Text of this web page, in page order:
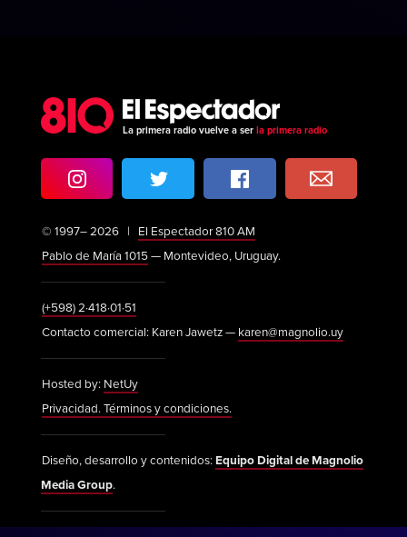
La primera radio vuelve a ser la primera radio
© 1997– 2026 | El Espectador 810 AM
Pablo de María 1015— Montevideo, Uruguay.
(+598) 2·418·01·51
Contacto comercial: Karen Jawetz — karen@magnolio.uy
Hosted by: NetUy
Privacidad. Términos y condiciones.
Diseño, desarrollo y contenidos:Equipo Digital de Magnolio
Media Group.